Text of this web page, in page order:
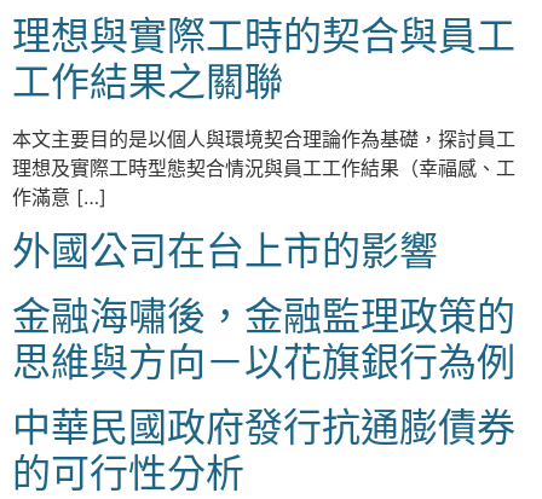
理想與實際工時的契合與員工
工作結果之關聯
本文主要目的是以個人與環境契合理論作為基礎，探討員工
理想及實際工時型態契合情況與員工工作結果（幸福感、工
作滿意 […]
外國公司在台上市的影響
金融海嘯後，金融監理政策的
思維與方向－以花旗銀行為例
中華民國政府發行抗通膨債券
的可行性分析